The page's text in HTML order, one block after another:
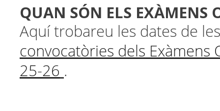
QUAN SÓN ELS EXÀMENS
Aquí trobareu les dates de
convocatòries dels Exàmens
25-26 .